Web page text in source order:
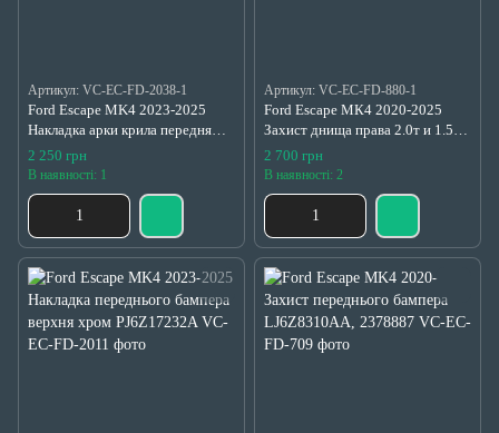
Артикул: VC-EC-FD-2038-1
Ford Escape MK4 2023-2025
Накладка арки крила передня
права структура LJ6Z-16038-AA
2 250 грн
В наявності: 1
Артикул: VC-EC-FD-880-1
Ford Escape МК4 2020-2025
Захист днища права 2.0т и 1.5
LX6Z9911782A
2 700 грн
В наявності: 2